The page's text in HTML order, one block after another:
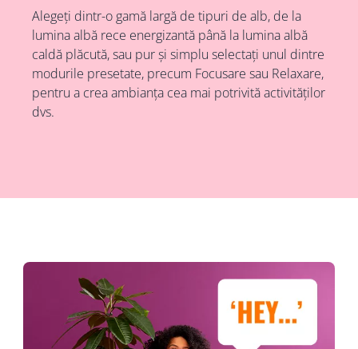
Alegeți dintr-o gamă largă de tipuri de alb, de la
lumina albă rece energizantă până la lumina albă
caldă plăcută, sau pur și simplu selectați unul dintre
modurile presetate, precum Focusare sau Relaxare,
pentru a crea ambianța cea mai potrivită activităților
dvs.